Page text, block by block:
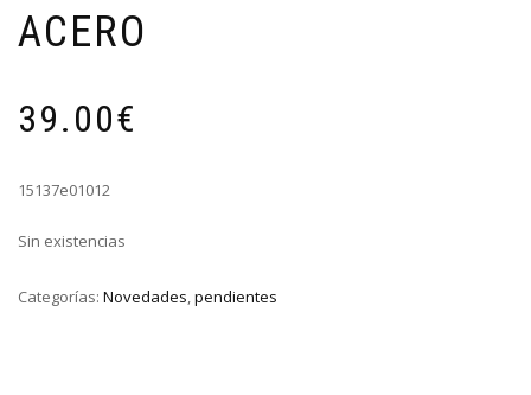
ACERO
39.00€
15137e01012
Sin existencias
Categorías: Novedades,pendientes